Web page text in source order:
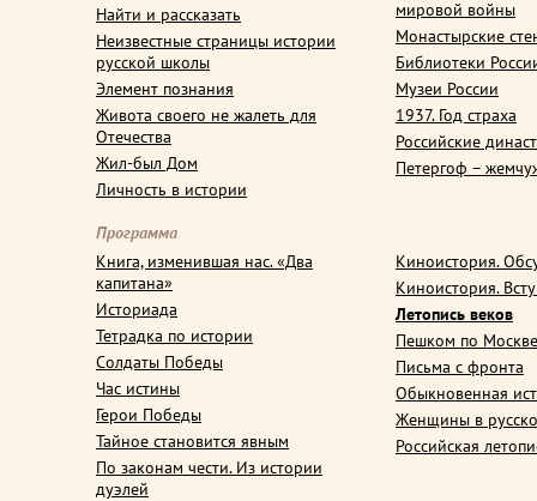
Найти и рассказать
Неизвестные страницы истории
русской школы
Элемент познания
Живота своего не жалеть для
Отечества
Жил-был Дом
Личность в истории
мировой войны
Монастырские
Библиотеки
Музеи России
1937. Год страха
Российские
Петергоф –
Программа
Книга, изменившая нас. «Два
капитана»
Историада
Тетрадка по истории
Солдаты Победы
Час истины
Герои Победы
Тайное становится явным
По законам чести. Из истории
дуэлей
Киноистория.
Киноистория.
Летопись веков
Пешком по Москве
Письма с фронта
Обыкновенная
Женщины в
Российская